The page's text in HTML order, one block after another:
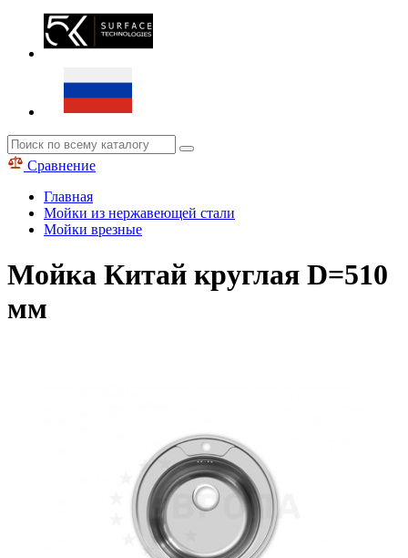
Сравнение
Главная
Мойки из нержавеющей стали
Мойки врезные
Мойка Китай круглая D=510
мм